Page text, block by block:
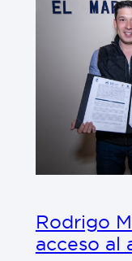
Rodrigo
acceso al